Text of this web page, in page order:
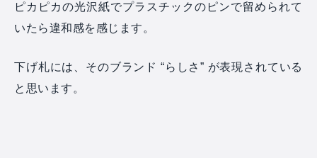
ピカピカの光沢紙でプラスチックのピンで留められて
いたら違和感を感じます。
下げ札には、そのブランド “らしさ” が表現されている
と思います。